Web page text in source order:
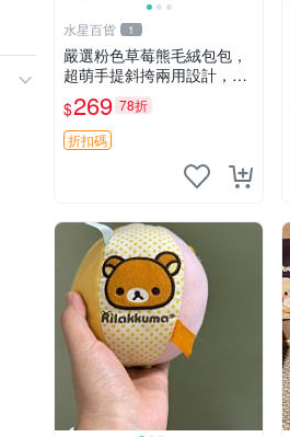
水星百貨 1
嚴選粉色草莓熊毛絨包包，
超萌手提斜挎兩用設計，成
色上佳容量大 粉紅草莓 毛
絨包 超大容量
$269 78折
折扣碼